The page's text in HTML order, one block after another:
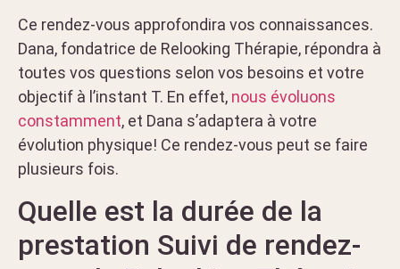
Ce rendez-vous approfondira vos connaissances.
Dana, fondatrice de Relooking Thérapie, répondra à
toutes vos questions selon vos besoins et votre
objectif à l’instant T. En effet, nous évoluons
constamment, et Dana s’adaptera à votre
évolution physique! Ce rendez-vous peut se faire
plusieurs fois.
Quelle est la durée de la
prestation Suivi de rendez-